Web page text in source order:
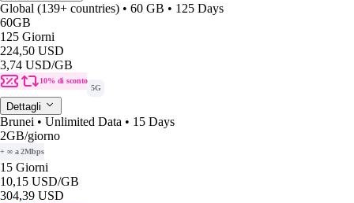
Global (139+ countries) • 60 GB • 125 Days
60GB
125 Giorni
224,50 USD
3,74 USD/GB
10% di sconto
5G
Dettagli
Brunei • Unlimited Data • 15 Days
2GB/giorno
+ ∞ a 2Mbps
15 Giorni
10,15 USD/GB
304,39 USD